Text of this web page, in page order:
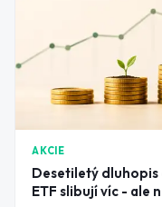
AKCIE
Desetiletý dluhopis
ETF slibují víc - ale